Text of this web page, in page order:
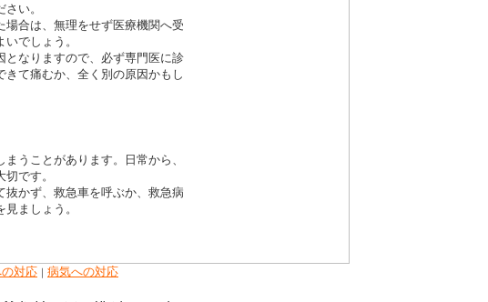
い。
合は、無理をせず医療機関へ受
でしょう。
なりますので、必ず専門医に診
て痛むか、全く別の原因かもし
うことがあります。日常から、
です。
かず、救急車を呼ぶか、救急病
ましょう。
対応 ｜ 病気への対応